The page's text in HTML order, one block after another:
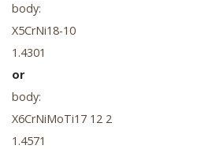
body:
X5CrNi18-10
1.4301
or
body:
X6CrNiMoTi17 12 2
1.4571